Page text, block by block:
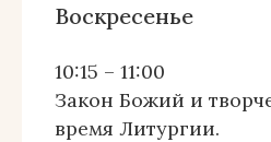
Воскресенье
10:15 – 11:00
Закон Божий и
время Литургии.